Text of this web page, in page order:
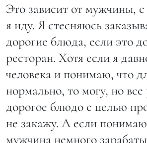
Это зависит от мужчины,
я иду. Я стесняюсь
дорогие блюда, если это
ресторан. Хотя если я
человека и понимаю, что
нормально, то могу, но
дорогое блюдо с целью
не закажу. А если
мужчина немного